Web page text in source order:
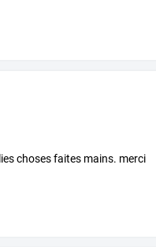
choses faites mains. merci